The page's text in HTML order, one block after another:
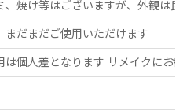
、焼け等はございますが、外観は
まだまだご使用いただけます
は個人差となります リメイクにお